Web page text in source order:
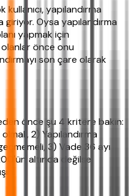
yapılandırma
giriyor. Oysa yapılandırma
yapmak için
olanlar önce onu
son çare olarak
önce şu 4 kritere bakın:
2) Yapılandırma
3) Vade 36 ayı
altında değilse